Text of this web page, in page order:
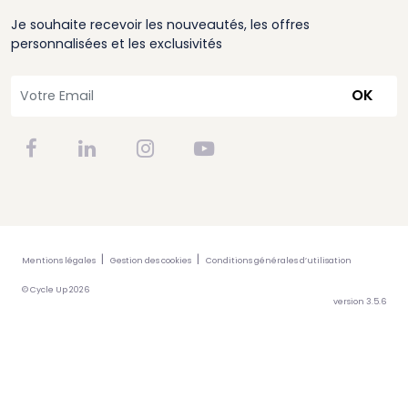
Je souhaite recevoir les nouveautés, les offres
personnalisées et les exclusivités
OK
Mentions légales Gestion des cookies Conditions générales d’utilisation
© Cycle Up 2026
version 3.5.6